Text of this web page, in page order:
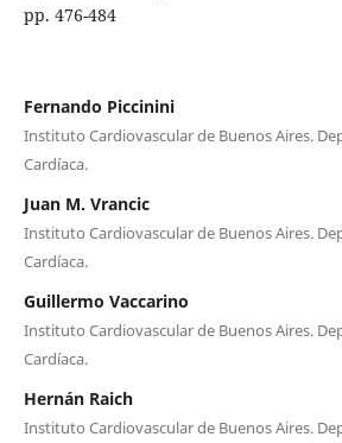
pp. 476-484
Fernando Piccinini
Instituto Cardiovascular de Buenos Aires.
Cardíaca.
Juan M. Vrancic
Instituto Cardiovascular de Buenos Aires.
Cardíaca.
Guillermo Vaccarino
Instituto Cardiovascular de Buenos Aires.
Cardíaca.
Hernán Raich
Instituto Cardiovascular de Buenos Aires.